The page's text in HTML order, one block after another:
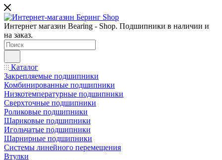
Интернет магазин Bearing - Shop. Подшипники в наличии и
на заказ.
Каталог
Закрепляемые подшипники
Комбинированные подшипники
Низкотемпературные подшипники
Сверхточные подшипники
Роликовые подшипники
Шариковые подшипники
Игольчатые подшипники
Шарнирные подшипники
Системы линейного перемещения
Втулки